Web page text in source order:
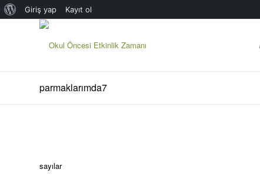
WordPress
hakkında
Giriş yap Kayıt ol
parmaklarımda7
sayılar